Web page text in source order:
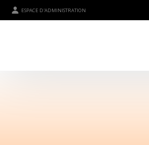
ESPACE D'ADMINISTRATION